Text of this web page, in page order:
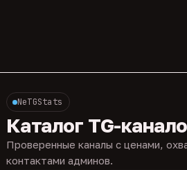
NeTGStats
Каталог TG-
Проверенные каналы с ценами,
контактами админов.